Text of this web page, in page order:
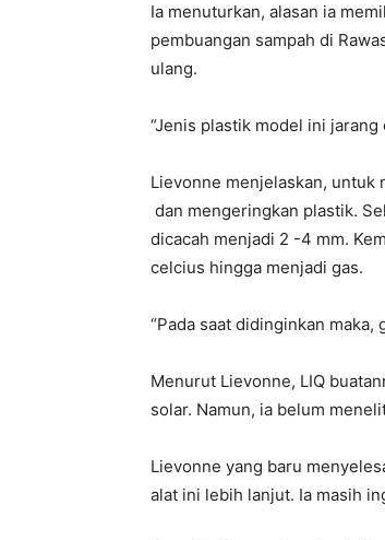
Ia menuturkan, alasan ia
pembuangan sampah di
ulang.
“Jenis plastik model ini
Lievonne menjelaskan, untuk
dan mengeringkan plastik.
dicacah menjadi 2 -4 mm.
celcius hingga menjadi gas.
“Pada saat didinginkan maka,
Menurut Lievonne, LIQ
solar. Namun, ia belum
Lievonne yang baru
alat ini lebih lanjut. Ia masih